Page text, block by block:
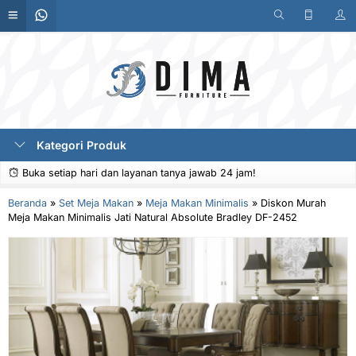
Kategori Produk
Buka setiap hari dan layanan tanya jawab 24 jam!
Beranda » Set Meja Makan » Meja Makan Minimalis » Diskon Murah
Meja Makan Minimalis Jati Natural Absolute Bradley DF-2452